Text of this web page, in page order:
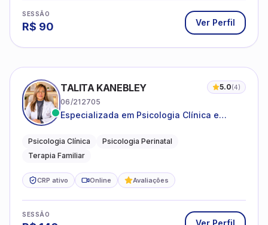
SESSÃO
R$ 90 Ver Perfil
TALITA KANEBLEY 5.0(4)
06/212705
Especializada em Psicologia Clínica e
famílias
Psicologia Clínica
Psicologia Perinatal
Terapia Familiar
CRP ativo Online Avaliações
SESSÃO
Ver Perfil